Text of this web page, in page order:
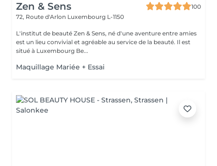
Zen & Sens
100
72, Route d'Arlon Luxembourg L-1150
L'institut de beauté Zen & Sens, né d'une aventure entre amies
est un lieu convivial et agréable au service de la beauté. Il est
situé à Luxembourg Be...
Maquillage Mariée + Essai